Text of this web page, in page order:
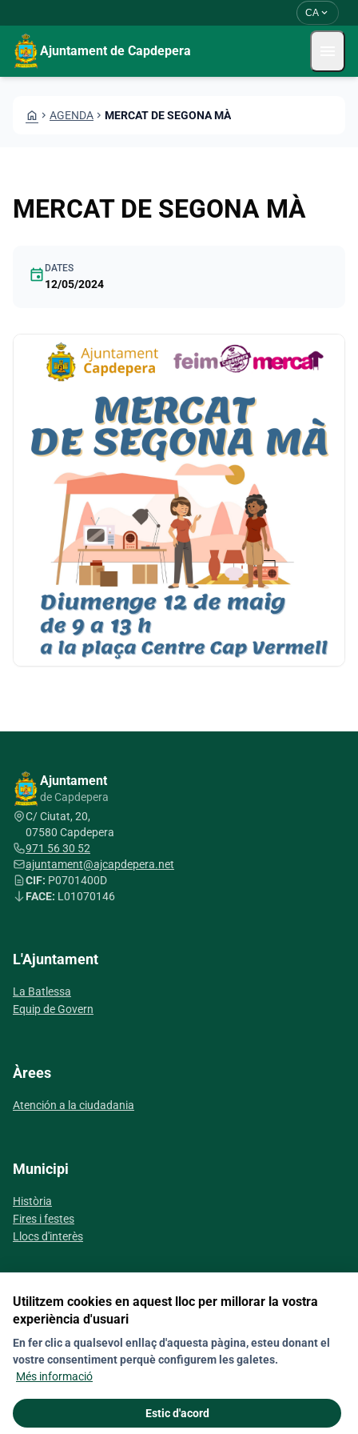
CA expand_more
Ajuntament de Capdepera
HOME CHEVRON_RIGHT AGENDA CHEVRON_RIGHT MERCAT DE SEGONA MÀ
MERCAT DE SEGONA MÀ
event DATES
12/05/2024
Ajuntament
de Capdepera
C/ Ciutat, 20,
07580 Capdepera
971 56 30 52
ajuntament@ajcapdepera.net
CIF: P0701400D
FACE: L01070146
L'Ajuntament
La Batlessa
Equip de Govern
Àrees
Atención a la ciudadania
Municipi
Història
Fires i festes
Llocs d'interès
Segueix-nos a les xarxes socials
Política de galetes (Cookies)
Política de privacitat
Utilitzem cookies en aquest lloc per millorar la vostra
experiència d'usuari
En fer clic a qualsevol enllaç d'aquesta pàgina, esteu donant el
vostre consentiment perquè configurem les galetes.
Més informació
Estic d'acord